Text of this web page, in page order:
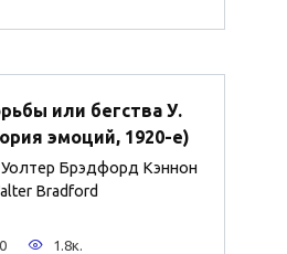
или бегства У.
эмоций, 1920-е)
Брэдфорд Кэннон
Bradford
0 1.8к.